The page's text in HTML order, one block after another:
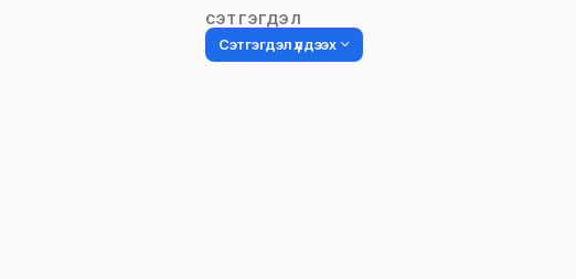
СЭТГЭГДЭЛ
Сэтгэгдэл үлдээх